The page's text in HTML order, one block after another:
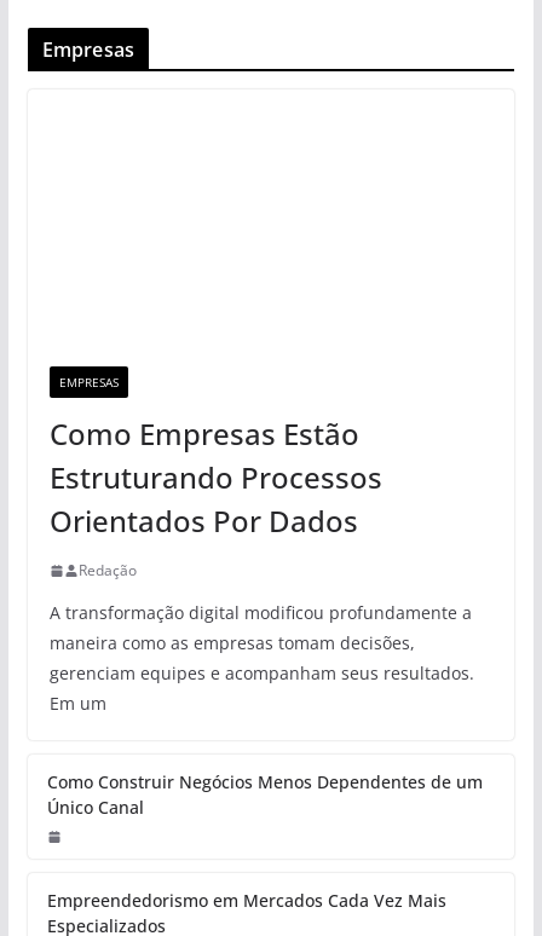
Empresas
EMPRESAS
Como Empresas Estão
Estruturando Processos
Orientados Por Dados
Redação
A transformação digital modificou profundamente a
maneira como as empresas tomam decisões,
gerenciam equipes e acompanham seus resultados.
Em um
Como Construir Negócios Menos Dependentes de um
Único Canal
Empreendedorismo em Mercados Cada Vez Mais
Especializados